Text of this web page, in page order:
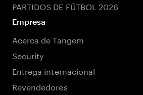
PARTIDOS DE FÚTBOL 2026
Empresa
Acerca de Tangem
Security
Entrega internacional
Revendedores